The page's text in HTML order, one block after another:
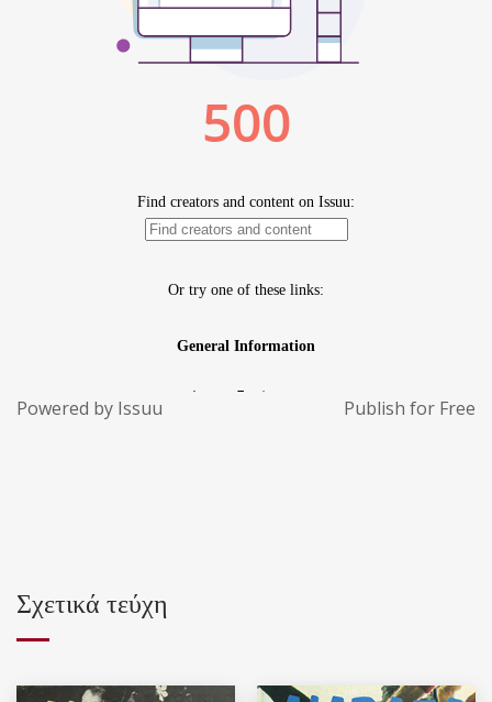
Powered by Issuu Publish for Free
Σχετικά τεύχη